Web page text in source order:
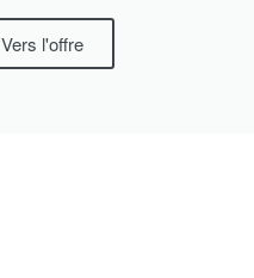
Vers l'offre